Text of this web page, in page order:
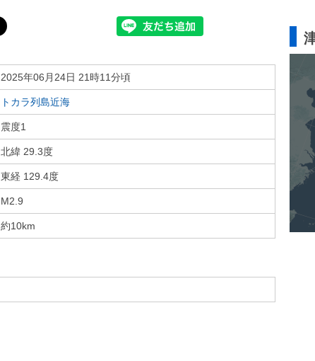
2025年06月24日 21時11分頃
トカラ列島近海
震度1
北緯 29.3度
東経 129.4度
M2.9
約10km